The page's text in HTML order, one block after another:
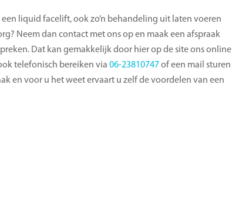
liquid facelift, ook zo’n behandeling uit laten voeren
Neem dan contact met ons op en maak een afspraak
Dat kan gemakkelijk door hier op de site ons online
telefonisch bereiken via 06-23810747of een mail sturen
en voor u het weet ervaart u zelf de voordelen van een